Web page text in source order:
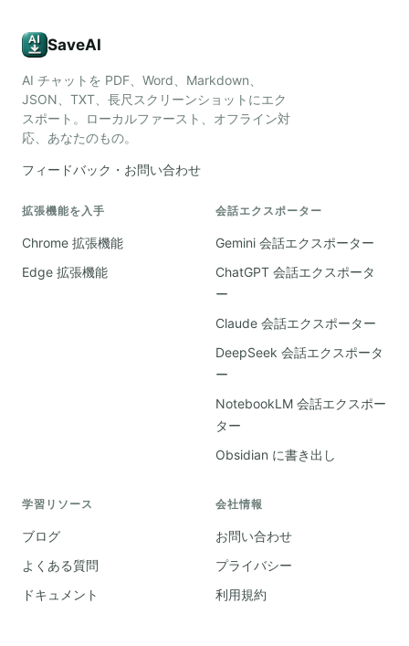
SaveAI
AI チャットを PDF、Word、Markdown、
JSON、TXT、長尺スクリーンショットにエク
スポート。ローカルファースト、オフライン対
応、あなたのもの。
フィードバック・お問い合わせ
拡張機能を入手
Chrome 拡張機能
Edge 拡張機能
会話エクスポーター
Gemini 会話エクスポーター
ChatGPT 会話エクスポータ
ー
Claude 会話エクスポーター
DeepSeek 会話エクスポータ
ー
NotebookLM 会話エクスポー
ター
Obsidian に書き出し
学習リソース
ブログ
よくある質問
ドキュメント
会社情報
お問い合わせ
プライバシー
利用規約